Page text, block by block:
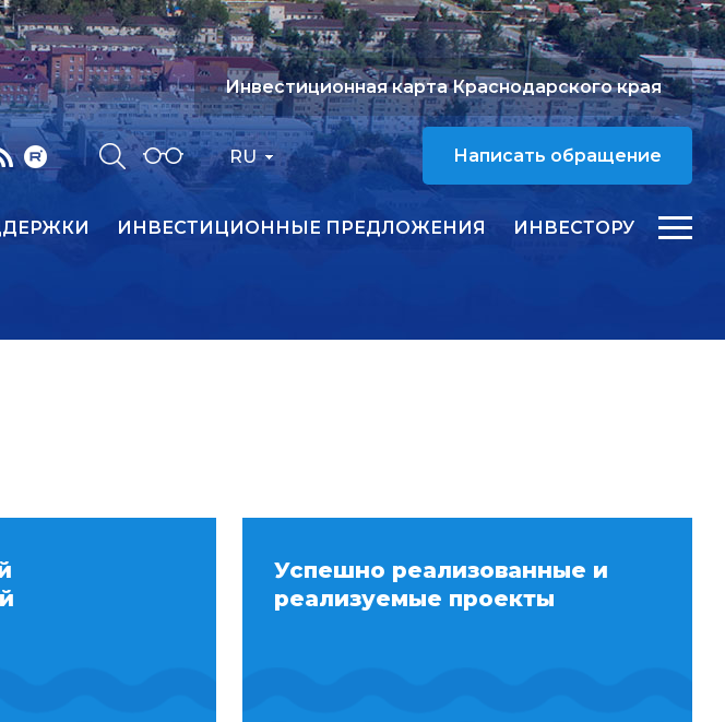
RU
Инвестиционная карта Краснодарского края
Написать обращение
ИНВЕСТИЦИОННЫЕ ПРЕДЛОЖЕНИЯ ИНВЕСТОРУ
Успешно реализованные и
реализуемые проекты